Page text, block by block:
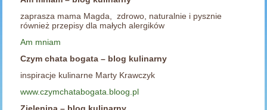
zaprasza mama Magda, zdrowo, naturalnie i pysznie
również przepisy dla małych alergików
Am mniam
Czym chata bogata – blog kulinarny
inspiracje kulinarne Marty Krawczyk
www.czymchatabogata.bloog.pl